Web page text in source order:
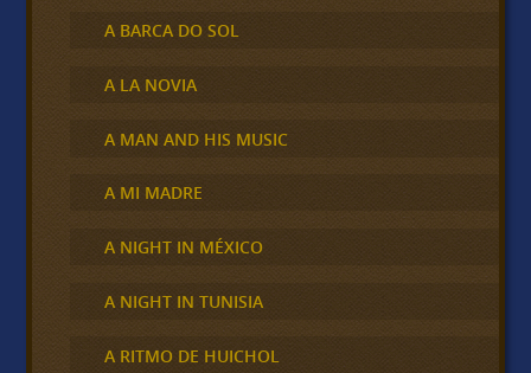
A BARCA DO SOL
A LA NOVIA
A MAN AND HIS MUSIC
A MI MADRE
A NIGHT IN MÉXICO
A NIGHT IN TUNISIA
A RITMO DE HUICHOL